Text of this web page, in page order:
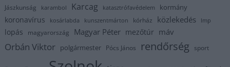
Jászkunság karambol Karcag katasztrófavédelem kormány
koronavírus kosárlabda kunszentmárton kórház közlekedés lmp
lopás magyarország Magyar Péter mezőtúr máv
Orbán Viktor polgármester Pócs János rendőrség sport